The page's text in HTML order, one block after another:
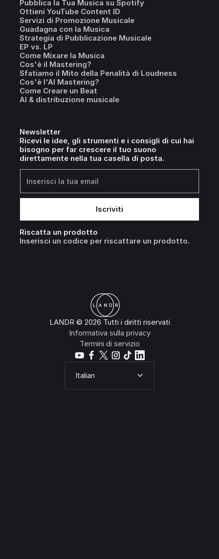
Pubblica la Tua Musica su Spotify
Ottieni YouTube Content ID
Servizi di Promozione Musicale
Guadagna con la Musica
Strategia di Pubblicazione Musicale
EP vs. LP
Come Mixare la Musica
Cos'è il Mastering?
Sfatiamo il Mito della Penalità di Loudness
Cos'è l'AI Mastering?
Come Creare un Beat
AI & distribuzione musicale
Newsletter
Ricevi le idee, gli strumenti e i consigli di cui hai
bisogno per far crescere il tuo suono
direttamente nella tua casella di posta.
Riscatta un prodotto
Inserisci un codice per riscattare un prodotto.
LANDR © 2026 Tutti i diritti riservati
Informativa sulla privacy
Termini di servizio
Italian